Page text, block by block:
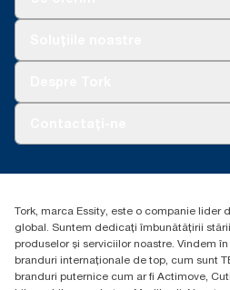
Essity Hungary Kft.
Budakeszi út 51.
Tork, marca Essity, este o companie lider
global. Suntem dedicați îmbunătățirii
produselor și serviciilor noastre. Vindem
branduri internaționale de top, cum sunt
branduri puternice cum ar fi Actimove,